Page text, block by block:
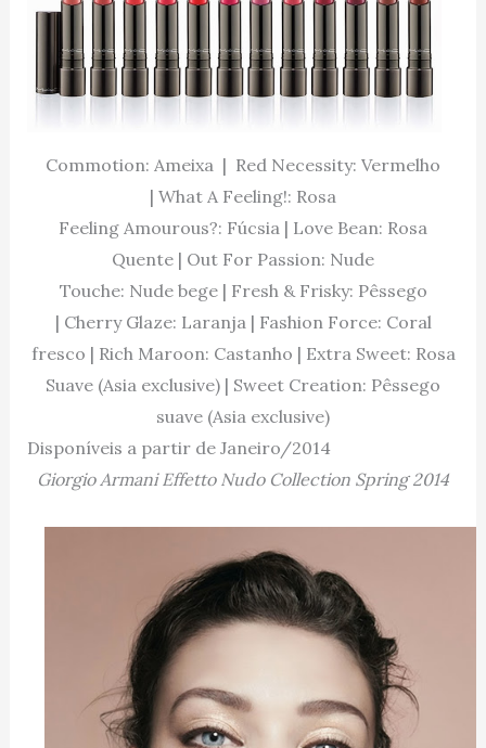
Commotion: Ameixa | Red Necessity: Vermelho
| What A Feeling!: Rosa
Feeling Amourous?: Fúcsia | Love Bean: Rosa
Quente | Out For Passion: Nude
Touche: Nude bege | Fresh & Frisky: Pêssego
| Cherry Glaze: Laranja | Fashion Force: Coral
fresco | Rich Maroon: Castanho | Extra Sweet: Rosa
Suave (Asia exclusive) | Sweet Creation: Pêssego
suave (Asia exclusive)
Disponíveis a partir de Janeiro/2014
Giorgio Armani Effetto Nudo Collection Spring 2014